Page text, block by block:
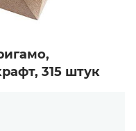
315 штук